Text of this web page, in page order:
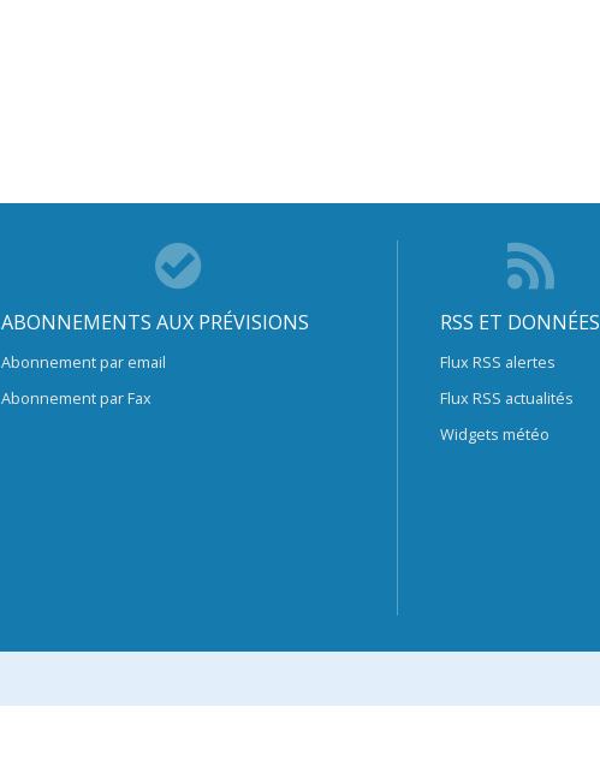
ABONNEMENTS AUX PRÉVISIONS
Abonnement par email
Abonnement par Fax
RSS ET DONNÉES
Flux RSS alertes
Flux RSS actualités
Widgets météo